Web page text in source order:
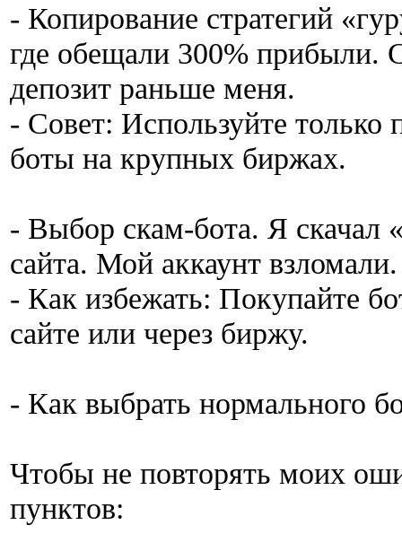
- Копирование стратегий
где обещали 300% прибыли.
депозит раньше меня.
- Совет: Используйте
боты на крупных биржах.
- Выбор скам-бота. Я скачал
сайта. Мой аккаунт взломали.
- Как избежать: Покупайте
сайте или через биржу.
- Как выбрать нормального
Чтобы не повторять моих
пунктов: